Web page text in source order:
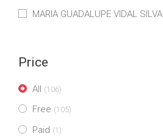
MARIA GUADALUPE VIDAL SILVA
Price
All (106)
Free (105)
Paid (1)